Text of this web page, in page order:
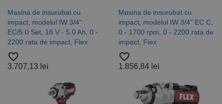
Masina de insurubat cu
impact, modelul IW 3/4"
EC/5.0 Set, 18 V - 5.0 Ah, 0 -
2200 rata de impact, Flex
favorite_border
3.707,13 lei
Masina de insurubat cu
impact, modelul IW 3/4" EC C,
0 - 1700 rpm, 0 - 2200 rata de
impact, Flex
favorite_border
1.856,84 lei